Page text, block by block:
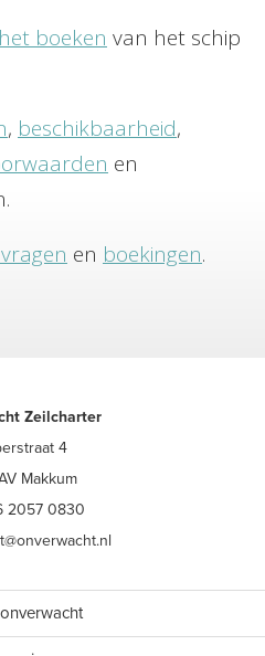
boeken van het schip
, beschikbaarheid,
en
en boekingen.
Zeilcharter
4
Makkum
2057 0830